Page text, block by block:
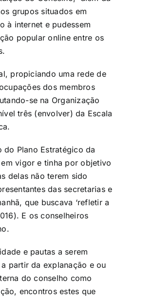
grupos situados em
à internet e pudessem
popular online entre os
propiciando uma rede de
dos membros
se na Organização
três (envolver) da Escala
Plano Estratégico da
vigor e tinha por objetivo
delas não terem sido
das secretarias e
que buscava ‘refletir a
E os conselheiros
e pautas a serem
partir da explanação e ou
do conselho como
encontros estes que